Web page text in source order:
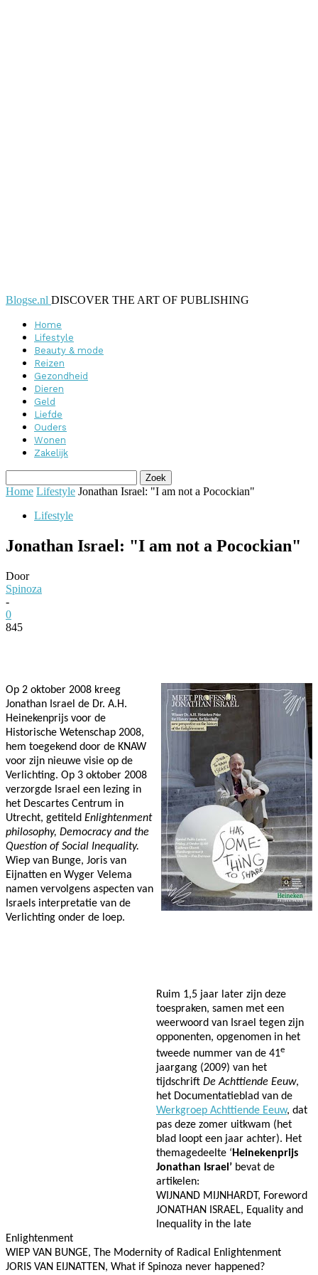
Blogse.nl DISCOVER THE ART OF PUBLISHING
Home
Lifestyle
Beauty & mode
Reizen
Gezondheid
Dieren
Geld
Liefde
Ouders
Wonen
Zakelijk
Home Lifestyle Jonathan Israel: "I am not a Pocockian"
Lifestyle
Jonathan Israel: "I am not a Pocockian"
Door
Spinoza
-
0
845
Op 2 oktober 2008 kreeg
Jonathan Israel de Dr. A.H.
Heinekenprijs voor de
Historische Wetenschap 2008,
hem toegekend door de KNAW
voor zijn nieuwe visie op de
Verlichting. Op 3 oktober 2008
verzorgde Israel een lezing in
het Descartes Centrum in
Utrecht, getiteld Enlightenment
philosophy, Democracy and the
Question of Social Inequality.
Wiep van Bunge, Joris van
Eijnatten en Wyger Velema
namen vervolgens aspecten van
Israels interpretatie van de
Verlichting onder de loep.
Ruim 1,5 jaar later zijn deze
toespraken, samen met een
weerwoord van Israel tegen zijn
opponenten, opgenomen in het
tweede nummer van de 41e
jaargang (2009) van het
tijdschrift De Achttiende Eeuw,
het Documentatieblad van de
Werkgroep Achttiende Eeuw, dat
pas deze zomer uitkwam (het
blad loopt een jaar achter). Het
themagedeelte ‘ Heinekenprijs
Jonathan Israel’ bevat de
artikelen:
WIJNAND MIJNHARDT, Foreword
JONATHAN ISRAEL, Equality and
Inequality in the late
Enlightenment
WIEP VAN BUNGE, The Modernity of Radical Enlightenment
JORIS VAN EIJNATTEN, What if Spinoza never happened?